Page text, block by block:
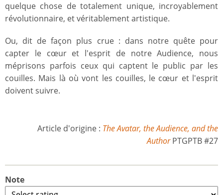
quelque chose de totalement unique, incroyablement
révolutionnaire, et véritablement artistique.
Ou, dit de façon plus crue : dans notre quête pour
capter le cœur et l'esprit de notre Audience, nous
méprisons parfois ceux qui captent le public par les
couilles. Mais là où vont les couilles, le cœur et l'esprit
doivent suivre.
Article d'origine : The Avatar, the Audience, and the
AuthorPTGPTB #27
Note